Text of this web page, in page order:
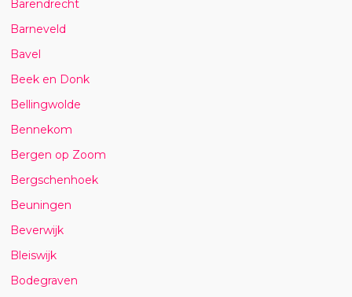
Barendrecht
Barneveld
Bavel
Beek en Donk
Bellingwolde
Bennekom
Bergen op Zoom
Bergschenhoek
Beuningen
Beverwijk
Bleiswijk
Bodegraven